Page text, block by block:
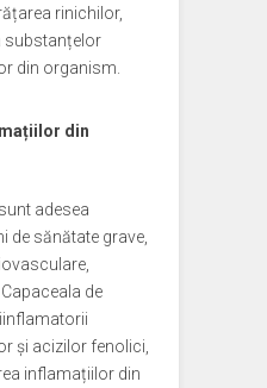
rinichilor,
substanțelor
din organism.
din
adesea
de sănătate grave,
de
și acizilor fenolici,
inflamațiilor din